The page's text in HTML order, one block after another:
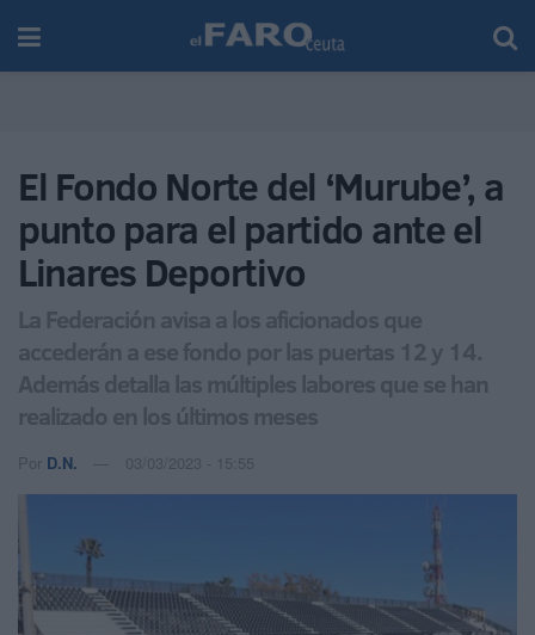
El Fondo Norte del ‘Murube’, a
punto para el partido ante el
Linares Deportivo
La Federación avisa a los aficionados que
accederán a ese fondo por las puertas 12 y 14.
Además detalla las múltiples labores que se han
realizado en los últimos meses
Por D.N. 03/03/2023 - 15:55